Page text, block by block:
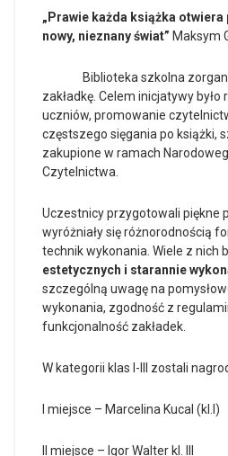
„Prawie każda książka otwiera
nowy, nieznany świat” Maksym
Biblioteka szkolna
zakładkę. Celem inicjatywy
uczniów, promowanie
częstszego sięgania po książki,
zakupione w ramach
Czytelnictwa.
Uczestnicy przygotowali piękne
wyróżniały się różnorodnością
technik wykonania. Wiele z nich
estetycznych i starannie
szczególną uwagę na
wykonania, zgodność z
funkcjonalność zakładek.
W kategorii klas I-III zostali
I miejsce – Marcelina Kucal (kl.I)
II miejsce – Igor Walter kl. III